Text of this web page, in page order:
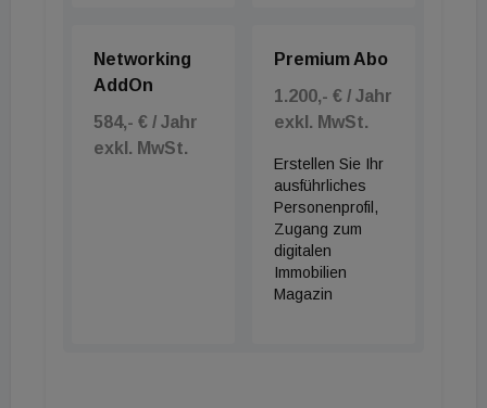
Networking
AddOn
584,- € / Jahr
exkl. MwSt.
Premium Abo
1.200,- € / Jahr
exkl. MwSt.
Erstellen Sie Ihr
ausführliches
Personenprofil,
Zugang zum
digitalen
Immobilien
Magazin